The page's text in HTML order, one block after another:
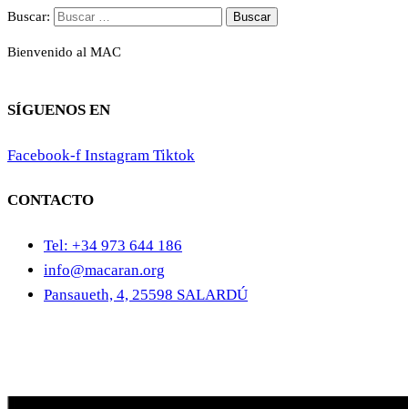
Buscar:
Bienvenido al MAC
SÍGUENOS EN
Facebook-f Instagram Tiktok
CONTACTO
Tel: +34 973 644 186
info@macaran.org
Pansaueth, 4, 25598 SALARDÚ